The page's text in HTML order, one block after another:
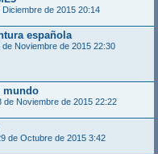
Diciembre de 2015 20:14
española
de Noviembre de 2015 22:30
mundo
de Noviembre de 2015 22:22
de Octubre de 2015 3:42